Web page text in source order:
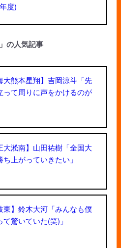
度)
の人気記事
大熊本星翔】吉岡涼斗「先
って周りに声をかけるのが
大淞南】山田祐樹「全国大
ち上がっていきたい」
東】鈴木大河「みんなも僕
て驚いていた(笑)」